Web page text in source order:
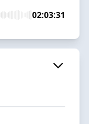
02:03:31